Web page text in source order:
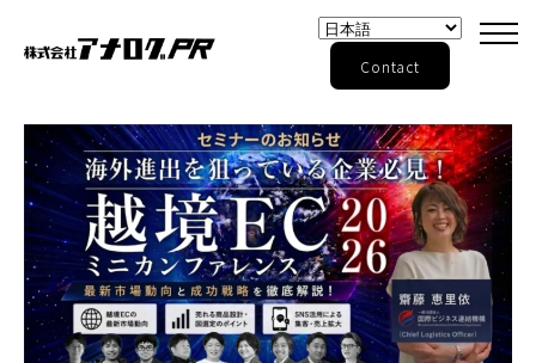
Contact